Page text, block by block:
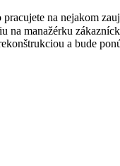
na nejakom
manažérku
a bude